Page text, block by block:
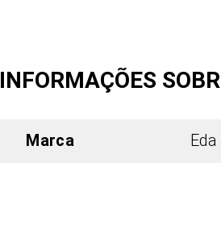
INFORMAÇÕES
Marca Eda